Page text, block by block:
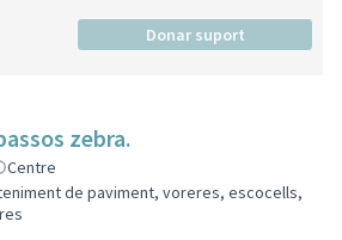
Donar suport
zebra.
Centre
de paviment, voreres, escocells,